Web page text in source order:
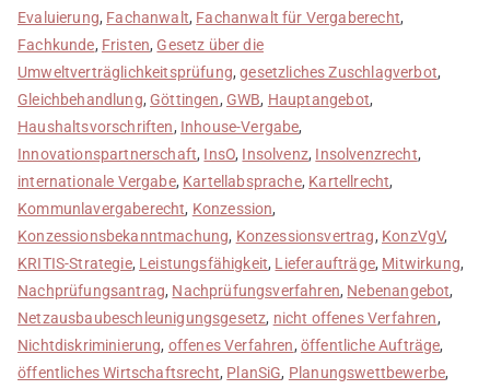
Evaluierung, Fachanwalt, Fachanwalt für Vergaberecht,
Fachkunde, Fristen, Gesetz über die
Umweltverträglichkeitsprüfung,gesetzliches Zuschlagverbot,
Gleichbehandlung, Göttingen, GWB, Hauptangebot,
Haushaltsvorschriften, Inhouse-Vergabe,
Innovationspartnerschaft, InsO, Insolvenz, Insolvenzrecht,
internationale Vergabe, Kartellabsprache, Kartellrecht,
Kommunlavergaberecht, Konzession,
Konzessionsbekanntmachung, Konzessionsvertrag, KonzVgV,
KRITIS-Strategie, Leistungsfähigkeit, Lieferaufträge, Mitwirkung,
Nachprüfungsantrag, Nachprüfungsverfahren, Nebenangebot,
Netzausbaubeschleunigungsgesetz, nicht offenes Verfahren,
Nichtdiskriminierung, offenes Verfahren, öffentliche Aufträge,
öffentliches Wirtschaftsrecht, PlanSiG, Planungswettbewerbe,